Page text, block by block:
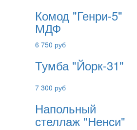
Комод "Генри-5"
МДФ
6 750 руб
Тумба "Йорк-31"
7 300 руб
Напольный
стеллаж "Ненси"